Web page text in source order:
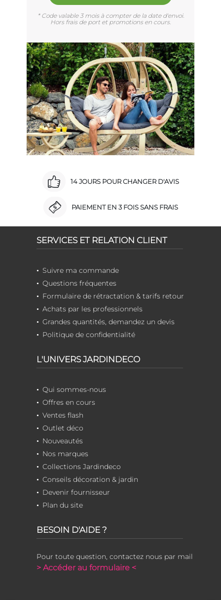
* Code valable 3 mois à compter de la date d'envoi.
Hors frais de port et promotions en cours.
14 JOURS POUR CHANGER D'AVIS
PAIEMENT EN 3 FOIS SANS FRAIS
SERVICES ET RELATION CLIENT
Suivre ma commande
Questions fréquentes
Formulaire de rétractation & tarifs retour
Achats par les professionnels
Grandes quantités, demandez un devis
Politique de confidentialité
L'UNIVERS JARDINDECO
Qui sommes-nous
Offres en cours
Ventes flash
Outlet déco
Nouveautés
Nos marques
Collections Jardindeco
Conseils décoration & jardin
Devenir fournisseur
Plan du site
BESOIN D'AIDE ?
Pour toute question, contactez nous par mail
> Accéder au formulaire <